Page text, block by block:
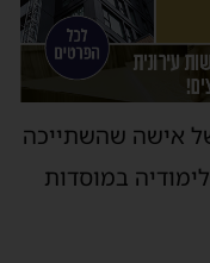
אישה שהשתייכה
במוסדות